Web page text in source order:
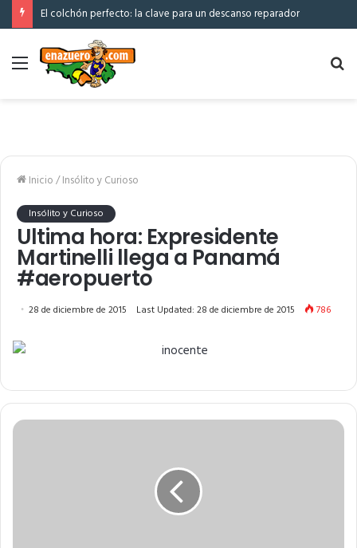
El colchón perfecto: la clave para un descanso reparador
Menú
Inicio/Insólito y Curioso
Insólito y Curioso
Ultima hora: Expresidente
Martinelli llega a Panamá
#aeropuerto
28 de diciembre de 2015 Last Updated: 28 de diciembre de 2015 786